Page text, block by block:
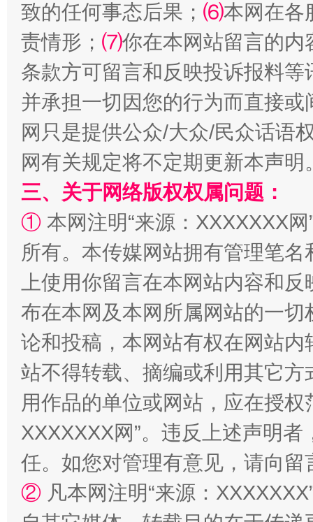
阿坝州三大球赛在茂县开幕 规模
国家大学科技园优化重塑工作
致的任何事态后果； ⑹本网在各
责情形； ⑺你在本网站留言的内
条款方可留言和反映投诉报料
并承担一切因您的行为而直接
网只是提供公众/大众/民众话语
网有关规定将不定期更新本声明
三、关于网络版权权属问题：
① 本网注明“来源：XXXXXXX
所有。本传媒网站拥有管理笔
上使用你留言在本网站内容和
布在本网及本网所属网站的一
论和投稿，本网站有权在网站
站不得转载、摘编或利用其它
用作品的单位或网站，应在授
XXXXXXX网”。违反上述声明
任。如您对管理有意见，请向
② 凡本网注明“来源：